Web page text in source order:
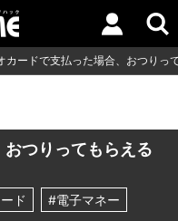
カードで支払った場合、おつりっ
つりってもらえる
ド #電子マネー